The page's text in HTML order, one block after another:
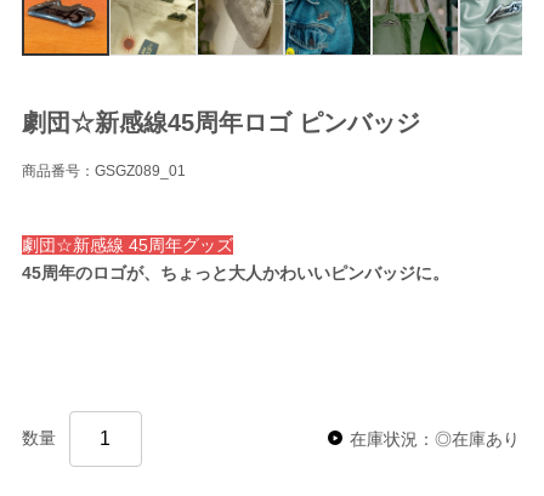
劇団☆新感線45周年ロゴ ピンバッジ
商品番号：GSGZ089_01
劇団☆新感線 45周年グッズ
45周年のロゴが、ちょっと大人かわいいピンバッジに。
数量 在庫状況：◎在庫あり